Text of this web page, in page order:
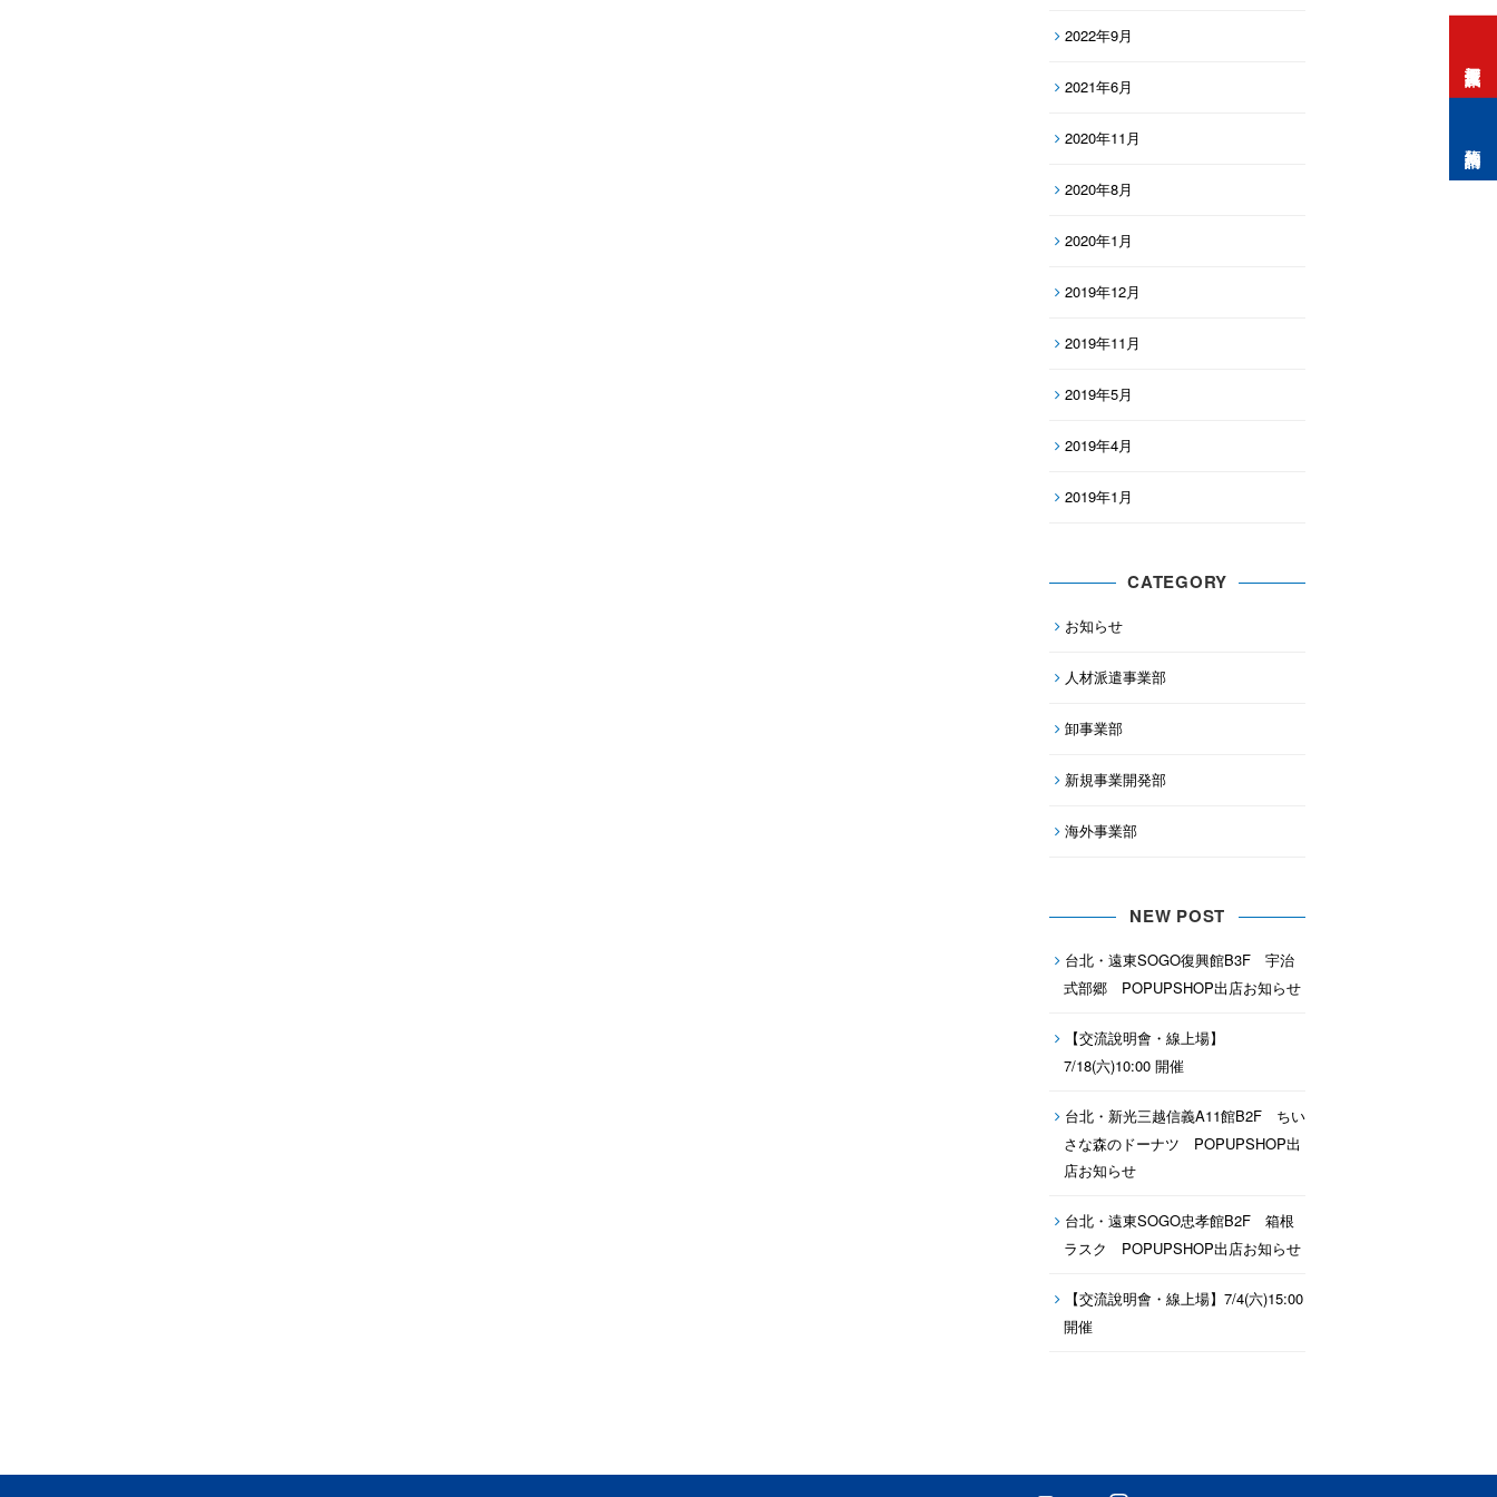
2022年9月
2021年6月
2020年11月
2020年8月
2020年1月
2019年12月
2019年11月
2019年5月
2019年4月
2019年1月
CATEGORY
お知らせ
人材派遣事業部
卸事業部
新規事業開発部
海外事業部
NEW POST
台北・遠東SOGO復興館B3F 宇治
式部郷 POPUPSHOP出店お知らせ
【交流說明會・線上場】
7/18(六)10:00 開催
台北・新光三越信義A11館B2F ちい
さな森のドーナツ POPUPSHOP出
店お知らせ
台北・遠東SOGO忠孝館B2F 箱根
ラスク POPUPSHOP出店お知らせ
【交流說明會・線上場】7/4(六)15:00
開催